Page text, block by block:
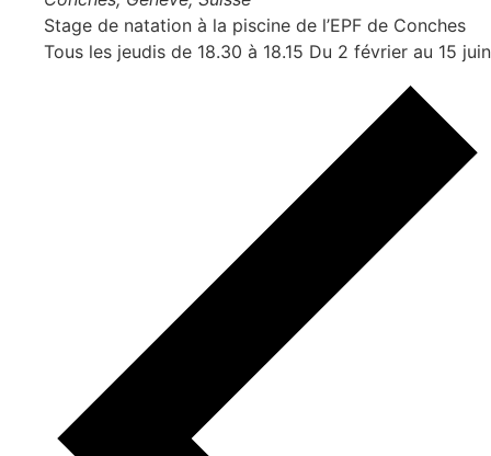
Stage de natation à la piscine de l’EPF de Conches
Tous les jeudis de 18.30 à 18.15 Du 2 février au 15 juin